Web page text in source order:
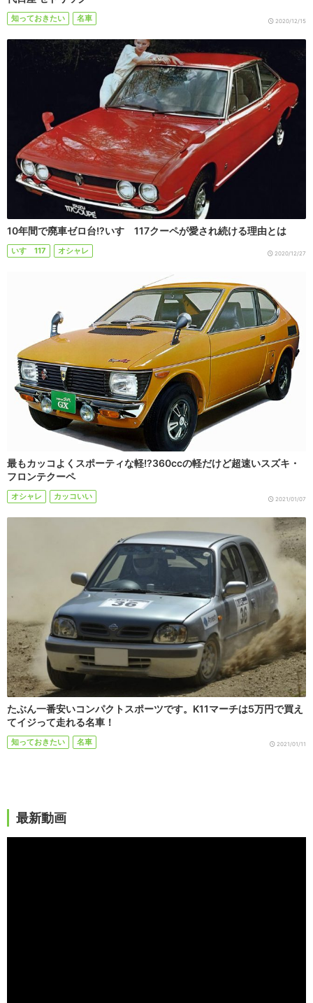
知っておきたい 名車 2020/12/15
10年間で廃車ゼロ台!?いすゞ117クーペが愛され続ける理由とは
いすゞ117 オシャレ 2020/12/27
最もカッコよくスポーティな軽!?360ccの軽だけど超速いスズキ・
フロンテクーペ
オシャレ カッコいい 2021/01/07
たぶん一番安いコンパクトスポーツです。K11マーチは5万円で買え
てイジって走れる名車！
知っておきたい 名車 2021/01/11
最新動画